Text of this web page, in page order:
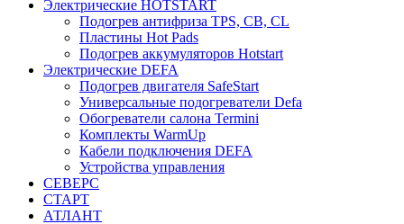
Электрические HOTSTART
Подогрев антифриза TPS, CB, CL
Пластины Hot Pads
Подогрев аккумуляторов Hotstart
Электрические DEFA
Подогрев двигателя SafeStart
Универсальные подогреватели Defa
Обогреватели салона Termini
Комплекты WarmUp
Кабели подключения DEFA
Устройства управления
СЕВЕРС
СТАРТ
АТЛАНТ